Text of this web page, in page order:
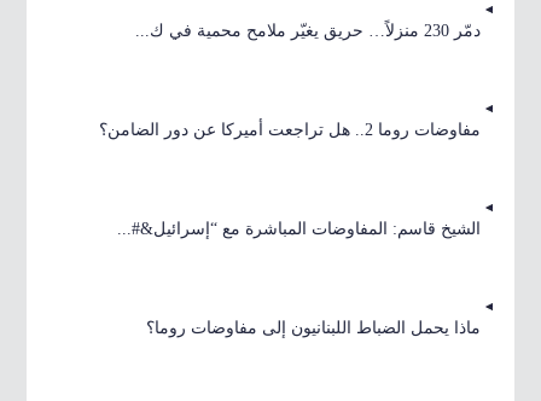
دمّر 230 منزلاً… حريق يغيّر ملامح محمية في ك...
مفاوضات روما 2.. هل تراجعت أميركا عن دور الضامن؟
الشيخ قاسم: المفاوضات المباشرة مع “إسرائيل&#...
ماذا يحمل الضباط اللبنانيون إلى مفاوضات روما؟